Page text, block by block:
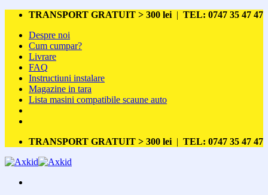
Skip
content
TRANSPORT GRATUIT > 300 lei | TEL: 0747 35 47 47
Despre noi
Cum cumpar?
Livrare
FAQ
Instructiuni instalare
Magazine in tara
Lista masini compatibile scaune auto
TRANSPORT GRATUIT > 300 lei | TEL: 0747 35 47 47